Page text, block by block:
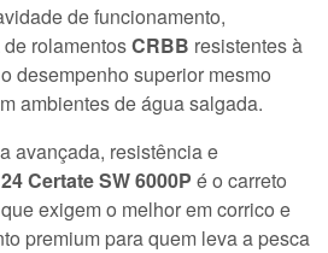
de funcionamento,
rolamentosCRBB resistentes à
desempenho superior mesmo
ambientes de água salgada.
avançada, resistência e
Certate SW 6000P é o carreto
exigem o melhor em corrico e
premium para quem leva a pesca